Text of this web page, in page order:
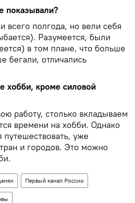
показывали?
всего полгода, но вели себя
Разумеется, были
в том плане, что больше
бегали, отличались
хобби, кроме силовой
работу, столько вкладываем
времени на хобби. Однако
путешествовать, уже
и городов. Это можно
Первый канал России